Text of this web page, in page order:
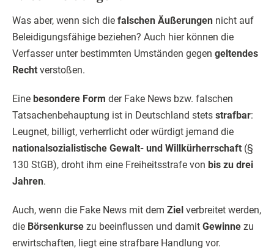
Was aber, wenn sich die falschen Äußerungen nicht auf
Beleidigungsfähige beziehen? Auch hier können die
Verfasser unter bestimmten Umständen gegen geltendes
Recht verstoßen.
Eine besondere Form der Fake News bzw. falschen
Tatsachenbehauptung ist in Deutschland stets strafbar:
Leugnet, billigt, verherrlicht oder würdigt jemand die
nationalsozialistische Gewalt- und Willkürherrschaft (§
130 StGB), droht ihm eine Freiheitsstrafe von bis zu drei
Jahren.
Auch, wenn die Fake News mit dem Ziel verbreitet werden,
die Börsenkurse zu beeinflussen und damit Gewinne zu
erwirtschaften, liegt eine strafbare Handlung vor.